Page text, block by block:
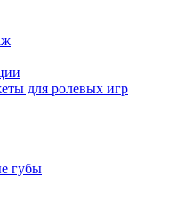
для ролевых игр
губы